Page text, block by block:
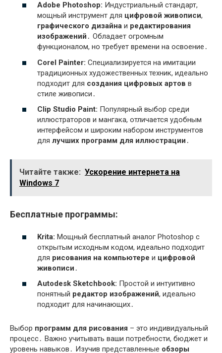
Adobe Photoshop: Индустриальный стандарт,
мощный инструмент для цифровой живописи,
графического дизайна и редактирования
изображений ․ Обладает огромным
функционалом, но требует времени на освоение․
Corel Painter: Специализируется на имитации
традиционных художественных техник, идеально
подходит для создания цифровых артов в
стиле живописи․
Clip Studio Paint: Популярный выбор среди
иллюстраторов и мангака, отличается удобным
интерфейсом и широким набором инструментов
для лучших программ для иллюстрации ․
Читайте также: Ускорение интернета на
Windows 7
Бесплатные программы:
Krita: Мощный бесплатный аналог Photoshop с
открытым исходным кодом, идеально подходит
для рисования на компьютере и цифровой
живописи ․
Autodesk Sketchbook: Простой и интуитивно
понятный редактор изображений, идеально
подходит для начинающих․
Выбор программ для рисования – это индивидуальный
процесс․ Важно учитывать ваши потребности, бюджет и
уровень навыков․ Изучив представленные обзоры